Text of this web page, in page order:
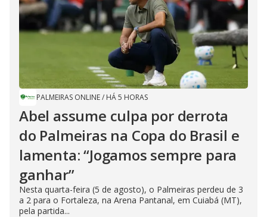
PALMEIRAS ONLINE/ HÁ 5 HORAS
Abel assume culpa por derrota
do Palmeiras na Copa do Brasil e
lamenta: “Jogamos sempre para
ganhar”
Nesta quarta-feira (5 de agosto), o Palmeiras perdeu de 3
a 2 para o Fortaleza, na Arena Pantanal, em Cuiabá (MT),
pela partida...